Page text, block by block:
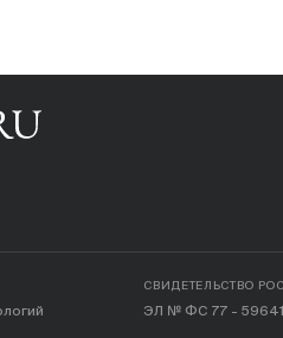
СВИДЕТЕЛЬСТВО
ЭЛ № ФС 77 - 59641